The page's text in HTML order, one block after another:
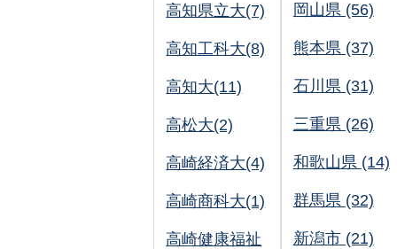
高知県立大(7)
高知工科大(8)
高知大(11)
高松大(2)
高崎経済大(4)
高崎商科大(1)
高崎健康福祉
岡山県 (56)
熊本県 (37)
石川県 (31)
三重県 (26)
和歌山県 (14)
群馬県 (32)
新潟市 (21)